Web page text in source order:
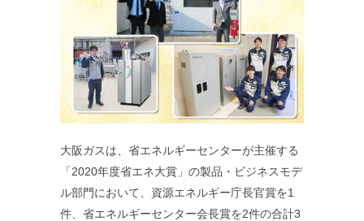
大阪ガスは、省エネルギーセンターが主催する
「2020年度省エネ大賞」の製品・ビジネスモデ
ル部門において、資源エネルギー庁長官賞を1
件、省エネルギーセンター会長賞を2件の合計3